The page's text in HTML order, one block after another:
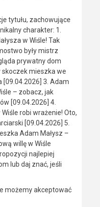
tytułu, zachowujące
charakter: 1.
w Wiśle! Tak
były mistrz
prywatny dom
skoczek mieszka we
[09.04.2026] 3. Adam
– zobacz, jak
[09.04.2026] 4.
robi wrażenie! Oto,
[09.04.2026] 5.
Adam Małysz –
willę w Wiśle
najlepiej
lub daj znać, jeśli
możemy akceptować